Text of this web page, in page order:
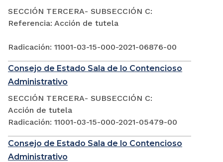
SECCIÓN TERCERA- SUBSECCIÓN C:
Referencia: Acción de tutela
Radicación: 11001-03-15-000-2021-06876-00
Consejo de Estado Sala de lo Contencioso
Administrativo
SECCIÓN TERCERA- SUBSECCIÓN C:
Acción de tutela
Radicación: 11001-03-15-000-2021-05479-00
Consejo de Estado Sala de lo Contencioso
Administrativo